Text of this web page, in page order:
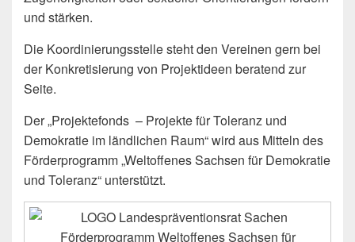
und stärken.
Die Koordinierungsstelle steht den Vereinen gern bei
der Konkretisierung von Projektideen beratend zur
Seite.
Der „Projektefonds – Projekte für Toleranz und
Demokratie im ländlichen Raum“ wird aus Mitteln des
Förderprogramm „Weltoffenes Sachsen für Demokratie
und Toleranz“ unterstützt.